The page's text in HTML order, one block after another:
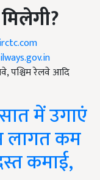
पश्चिम रेलवे आदि
में उगाएं
कम
कमाई,